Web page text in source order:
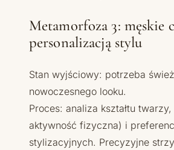
Metamorfoza 3: męskie
personalizacją stylu
Stan wyjściowy: potrzeba
nowoczesnego looku.
Proces: analiza kształtu
aktywność fizyczna) i
stylizacyjnych. Precyzyjne